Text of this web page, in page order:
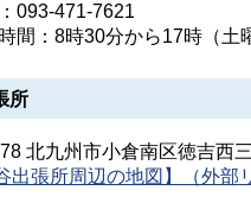
093-471-7621
間：8時30分から17時（土
所
北九州市小倉南区徳吉西
出張所周辺の地図】（外部